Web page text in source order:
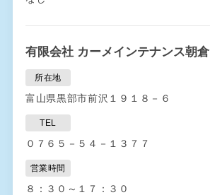
有限会社 カーメインテナンス朝倉
所在地
富山県黒部市前沢１９１８－６
TEL
０７６５－５４－１３７７
営業時間
８：３０～１７：３０